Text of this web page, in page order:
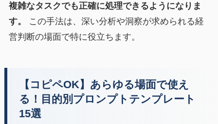
複雑なタスクでも正確に処理できるようになりま
す。
この手法は、深い分析や洞察が求められる経
営判断の場面で特に役立ちます。
【コピペOK】あらゆる場面で使え
る！目的別プロンプトテンプレート
15選